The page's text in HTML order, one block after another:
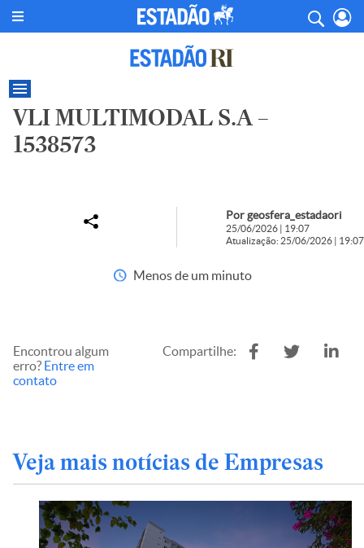
VLI MULTIMODAL S.A –
1538573
Por geosfera_estadaori
25/06/2026 | 19:07
Atualização: 25/06/2026 | 19:07
Menos de um minuto
Encontrou algum
erro? Entre em
contato
Compartilhe:
Veja mais notícias de Empresas